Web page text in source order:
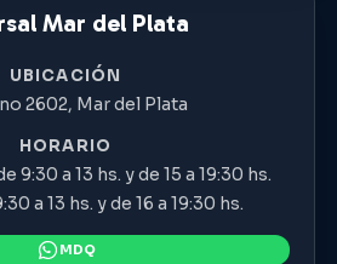
Mar del Plata
UBICACIÓN
2602, Mar del Plata
HORARIO
9:30 a 13 hs. y de 15 a 19:30 hs.
a 13 hs. y de 16 a 19:30 hs.